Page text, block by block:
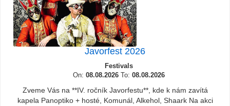
Javorfest 2026
Festivals
On: 08.08.2026 To: 08.08.2026
Zveme Vás na **IV. ročník Javorfestu**, kde k nám zavítá
kapela Panoptiko + hosté, Komunál, Alkehol, Shaark Na akci